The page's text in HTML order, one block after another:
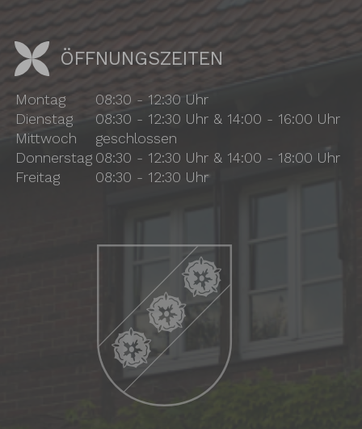
ÖFFNUNGSZEITEN
Montag
08:30 - 12:30 Uhr
Dienstag
08:30 - 12:30 Uhr & 14:00 - 16:00 Uhr
Mittwoch
geschlossen
Donnerstag 08:30 - 12:30 Uhr & 14:00 - 18:00 Uhr
Freitag
08:30 - 12:30 Uhr